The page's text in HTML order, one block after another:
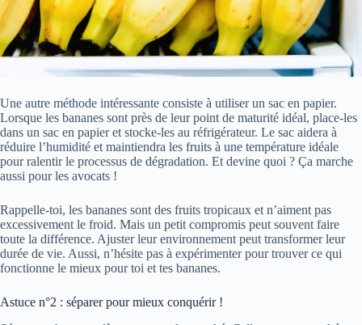
Une autre méthode intéressante consiste à utiliser un sac en papier.
Lorsque les bananes sont près de leur point de maturité idéal, place-les
dans un sac en papier et stocke-les au réfrigérateur. Le sac aidera à
réduire l’humidité et maintiendra les fruits à une température idéale
pour ralentir le processus de dégradation. Et devine quoi ? Ça marche
aussi pour les avocats !
Rappelle-toi, les bananes sont des fruits tropicaux et n’aiment pas
excessivement le froid. Mais un petit compromis peut souvent faire
toute la différence. Ajuster leur environnement peut transformer leur
durée de vie. Aussi, n’hésite pas à expérimenter pour trouver ce qui
fonctionne le mieux pour toi et tes bananes.
Astuce n°2 : séparer pour mieux conquérir !